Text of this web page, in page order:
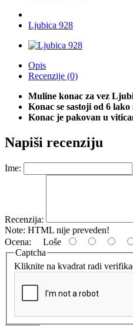
Ljubica 928
Opis
Recenzije (0)
Muline konac za vez
Konac se sastoji od 6
Konac je pakovan u
Napiši recenziju
Ime:
Recenzija:
Note: HTML nije preveden!
Ocena: Loše
Captcha
Kliknite na kvadrat radi